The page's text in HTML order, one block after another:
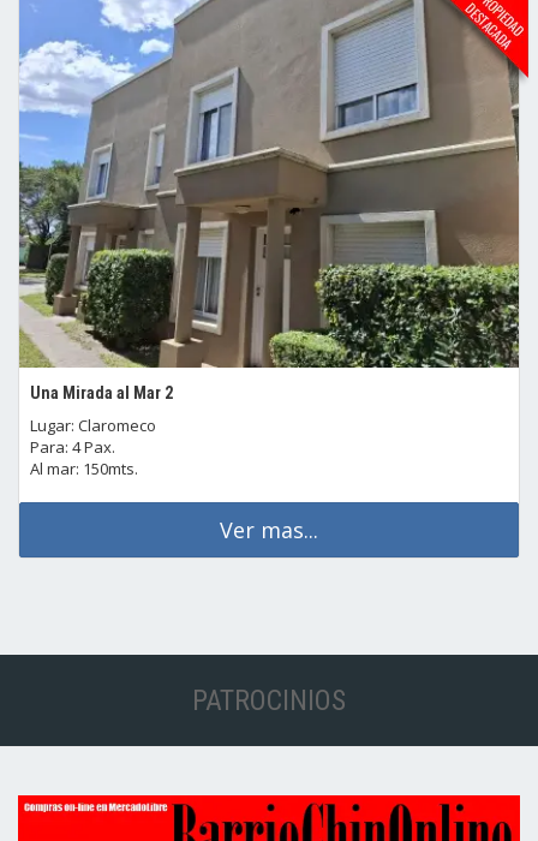
Una Mirada al Mar 2
Lugar: Claromeco
Para: 4 Pax.
Al mar: 150mts.
Ver mas...
PATROCINIOS